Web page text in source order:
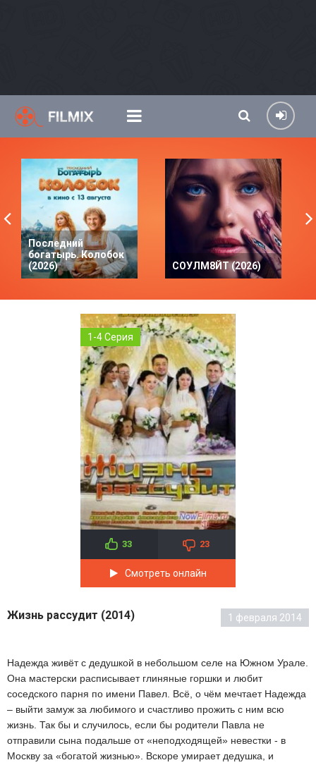
Последний
богатырь. Колобок
(2026)
СОУЛМ8ЙТ (2026)
1-4 Серия
33 23
Смотреть онлайн
Жизнь рассудит (2014) 1 февраля 2014
Надежда живёт с дедушкой в небольшом селе на Южном Урале.
Она мастерски расписывает глиняные горшки и любит
соседского парня по имени Павел. Всё, о чём мечтает Надежда
– выйти замуж за любимого и счастливо прожить с ним всю
жизнь. Так бы и случилось, если бы родители Павла не
отправили сына подальше от «неподходящей» невестки - в
Москву за «богатой жизнью». Вскоре умирает дедушка, и